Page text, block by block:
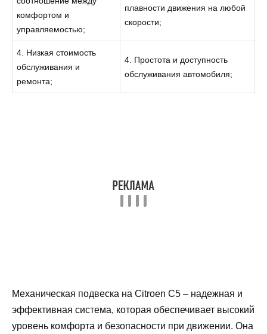
комфортом и
управляемостью;
плавности движения на любой
скорости;
4. Низкая стоимость
обслуживания и
ремонта;
4. Простота и доступность
обслуживания автомобиля;
Механическая подвеска на Citroen C5 – надежная и
эффективная система, которая обеспечивает высокий
уровень комфорта и безопасности при движении. Она